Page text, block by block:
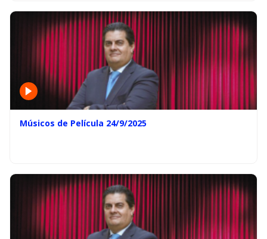
Músicos de Película 24/9/2025